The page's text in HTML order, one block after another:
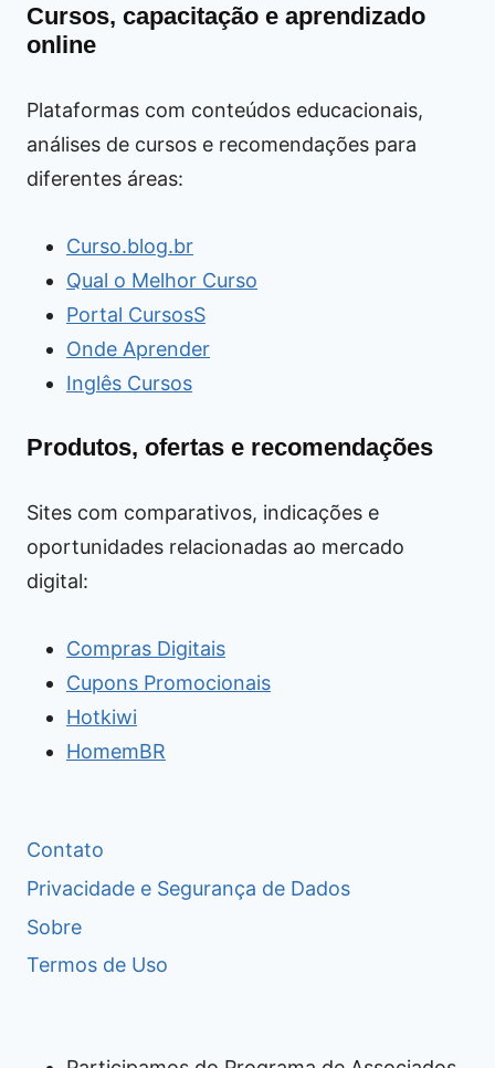
Cursos, capacitação e aprendizado
online
Plataformas com conteúdos educacionais,
análises de cursos e recomendações para
diferentes áreas:
Curso.blog.br
Qual o Melhor Curso
Portal CursosS
Onde Aprender
Inglês Cursos
Produtos, ofertas e recomendações
Sites com comparativos, indicações e
oportunidades relacionadas ao mercado
digital:
Compras Digitais
Cupons Promocionais
Hotkiwi
HomemBR
Contato
Privacidade e Segurança de Dados
Sobre
Termos de Uso